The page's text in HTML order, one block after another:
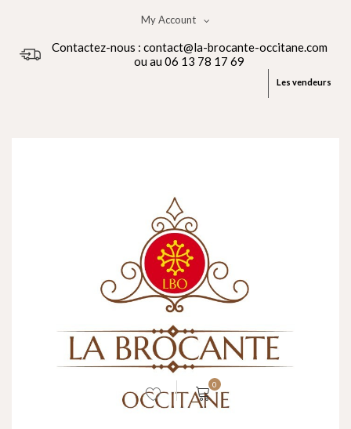
My Account
Contactez-nous : contact@la-brocante-occitane.com
ou au 06 13 78 17 69
Les vendeurs
0